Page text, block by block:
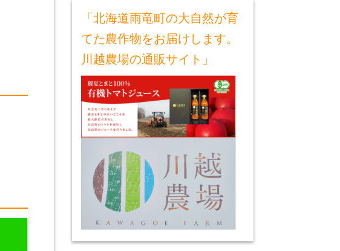
「北海道雨竜町の大自然が育
てた農作物をお届けします。
川越農場の通販サイト」